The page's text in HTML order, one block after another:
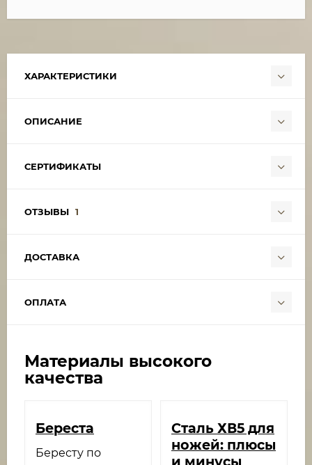
ХАРАКТЕРИСТИКИ
ОПИСАНИЕ
СЕРТИФИКАТЫ
ОТЗЫВЫ 1
ДОСТАВКА
ОПЛАТА
Материалы высокого
качества
Береста
Бересту по
​Cталь ХВ5 для
ножей: плюсы